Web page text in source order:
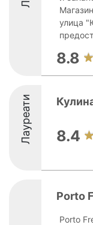
улица
8.8
Лауреати 8.4
Porto
Porto